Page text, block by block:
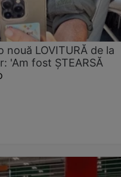
nouă LOVITURĂ de la
'Am fost ȘTEARSĂ